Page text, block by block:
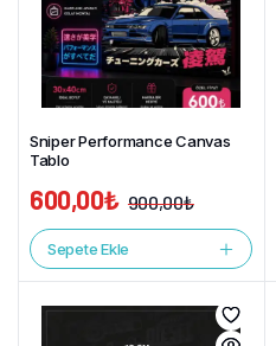
Sniper Performance Canvas
Tablo
900,00₺
600,00₺
Sepete Ekle